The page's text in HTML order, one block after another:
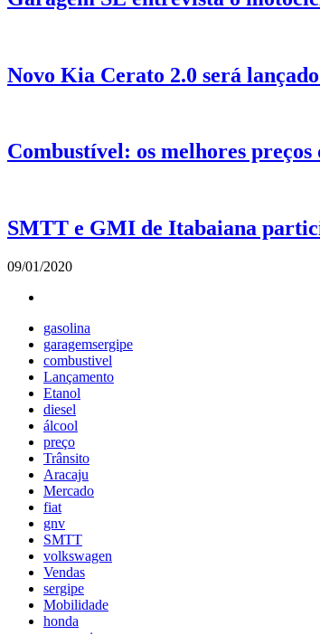
Novo Kia Cerato 2.0 será
Combustível: os melhores preços
SMTT e GMI de Itabaiana
09/01/2020
gasolina
garagemsergipe
combustivel
Lançamento
Etanol
diesel
álcool
preço
Trânsito
Aracaju
Mercado
fiat
gnv
SMTT
volkswagen
Vendas
sergipe
Mobilidade
honda